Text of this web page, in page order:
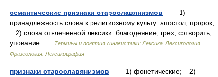
семантические признаки старославянизмов — 1)
принадлежность слова к религиозному культу: апостол, пророк;
2) слова отвлеченной лексики: благодеяние, грех, сотворить,
упование …
Термины и понятия лингвистики: Лексика. Лексикология.
Фразеология. Лексикография
признаки старославянизмов — 1) фонетические; 2)